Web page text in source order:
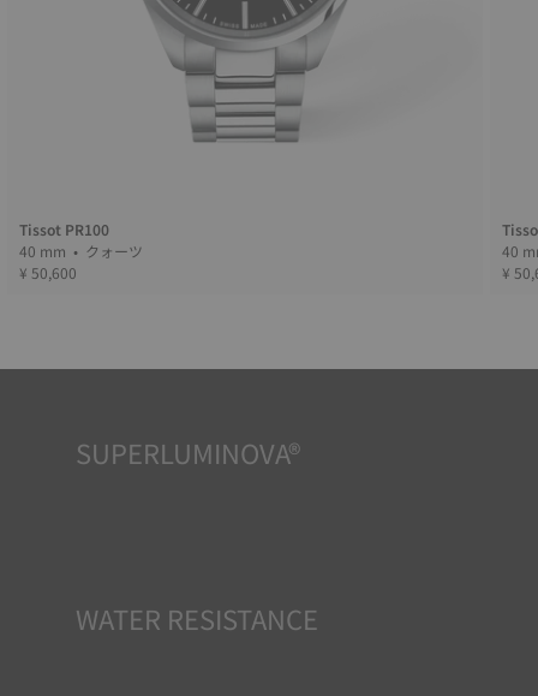
Tissot PR100
40 mm • クォーツ
¥ 50,600
¥
SUPERLUMINOVA®
*Non-contractual image
WATER RESISTANCE